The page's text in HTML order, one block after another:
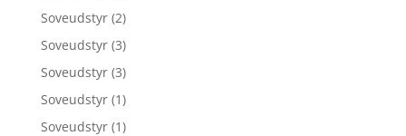
Soveudstyr (2)
Soveudstyr (3)
Soveudstyr (3)
Soveudstyr (1)
Soveudstyr (1)